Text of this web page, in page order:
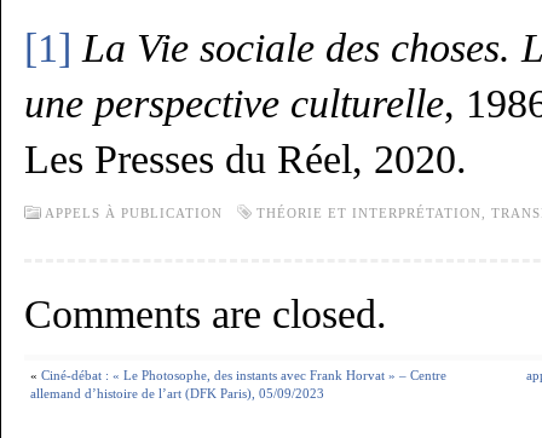
[1] La Vie sociale des choses.
une perspective culturelle,
Les Presses du Réel, 2020.
APPELS À PUBLICATION THÉORIE ET INTERPRÉTATION
Comments are closed.
« Ciné-débat : « Le Photosophe, des instants avec Frank Horvat » – Centre
allemand d’histoire de l’art (DFK Paris), 05/09/2023